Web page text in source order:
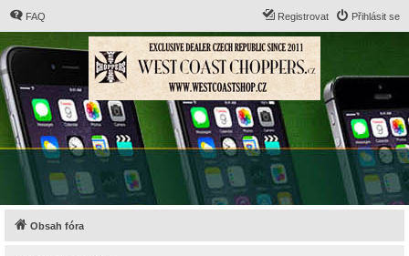
FAQ Přihlásit se
Registrovat
Obsah fóra